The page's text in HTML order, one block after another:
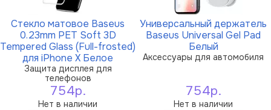
Стекло матовое Baseus
0.23mm PET Soft 3D
Tempered Glass (Full-frosted)
для iPhone X Белое
Защита дисплея для
телефонов
754р.
Нет в наличии
Универсальный держатель
Baseus Universal Gel Pad
Белый
Аксессуары для автомобиля
754р.
Нет в наличии